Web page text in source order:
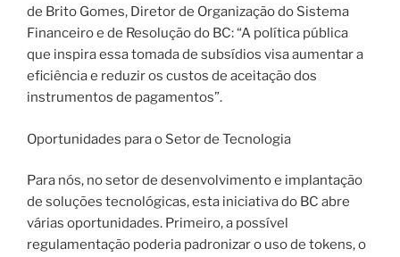
de Brito Gomes, Diretor de Organização do Sistema
Financeiro e de Resolução do BC: “A política pública
que inspira essa tomada de subsídios visa aumentar a
eficiência e reduzir os custos de aceitação dos
instrumentos de pagamentos”.
Oportunidades para o Setor de Tecnologia
Para nós, no setor de desenvolvimento e implantação
de soluções tecnológicas, esta iniciativa do BC abre
várias oportunidades. Primeiro, a possível
regulamentação poderia padronizar o uso de tokens, o